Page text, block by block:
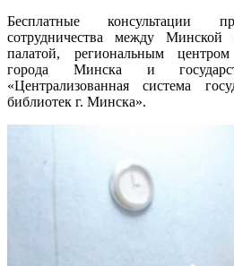
Бесплатные консультации
сотрудничества между Минской
палатой, региональным
города Минска и
«Централизованная система
библиотек г. Минска».